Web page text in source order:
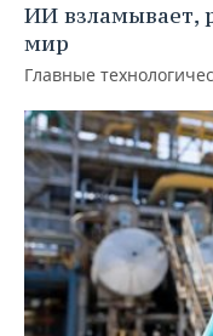
ИИ взламывает,
мир
Главные